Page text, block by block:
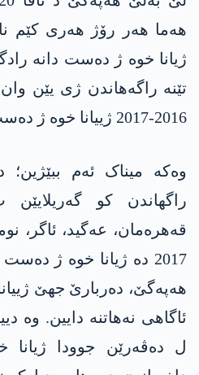
ژیانا خوە ژ دەست دانە
تێنە راگەھاندن ژی یێن وان
2016-2017 ژییانا خوە ژ دەست دا نە.
راگھاندن کو
قەھرەمان، عەگید، ئاگر،
2017 دە ژیانا خوە ژ
ھەپەگێ، دەربارێ جھێ
ئاگاھی نەھاتنە دایین. وە
ل دەڤەرێن جوودا